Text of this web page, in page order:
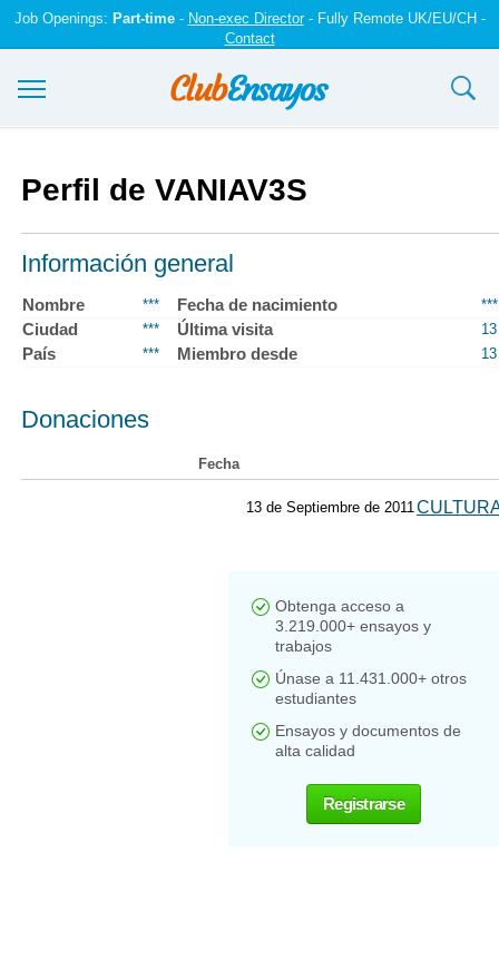
Job Openings: Part-time- Non-exec Director- Fully Remote UK/EU/CH -
Contact
Registrarse
Iniciar sesión
Contáctenos
Perfil de VANIAV3S
Información general
Nombre *** Fecha de nacimiento ***
Ciudad *** Última visita
País *** Miembro desde
Donaciones
Fecha
13 de Septiembre de 2011
Obtenga acceso a
3.219.000+ ensayos y
trabajos
Únase a 11.431.000+ otros
estudiantes
Ensayos y documentos de
alta calidad
Registrarse